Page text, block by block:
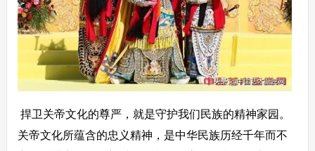
捍卫关帝文化的尊严，就是守护我们民族的精神家园。
关帝文化所蕴含的忠义精神，是中华民族历经千年而不